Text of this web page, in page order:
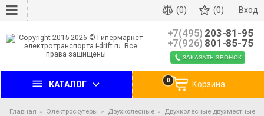
Вход
(0) (0)
+7(495) 203-81-95
+7(926) 801-85-75
ЗАКАЗАТЬ ЗВОНОК
КАТАЛОГ Корзина
0
Главная Электроскутеры Двухколесные
Двухколесные двухместные